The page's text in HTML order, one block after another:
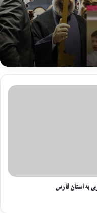
به استان فارس